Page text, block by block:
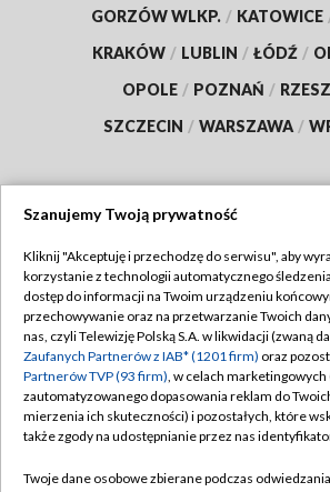
GORZÓW WLKP. / KATOWICE
KRAKÓW / LUBLIN / ŁÓDŹ /
OPOLE / POZNAŃ /
SZCZECIN / WARSZAWA /
TVP
Abonament TVP
Emisja w TVP
Centrum informacji TVP
Naziemna Telewizja Cyfrowa
Regulamin TVP
Polityka
Moje zgody
Pomoc
Szanujemy Twoją prywatność
Kliknij "Akceptuję i przechodzę do serwisu", aby
korzystanie z technologii automatycznego
dostęp do informacji na Twoim urządzeniu
przechowywanie oraz na przetwarzanie Twoich
nas, czyli Telewizję Polską S.A. w likwidacji (zwaną
Zaufanych Partnerów z IAB* (1201 firm) oraz
Partnerów TVP (93 firm), w celach marketingowych
zautomatyzowanego dopasowania reklam do
mierzenia ich skuteczności) i pozostałych, które
także zgody na udostępnianie przez nas
Twoje dane osobowe zbierane podczas